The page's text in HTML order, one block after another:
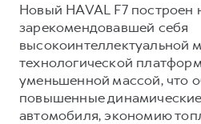
Новый HAVAL F7 построен
зарекомендовавшей себя
высокоинтеллектуальной
технологической
уменьшенной массой, что
повышенные
автомобиля, экономию